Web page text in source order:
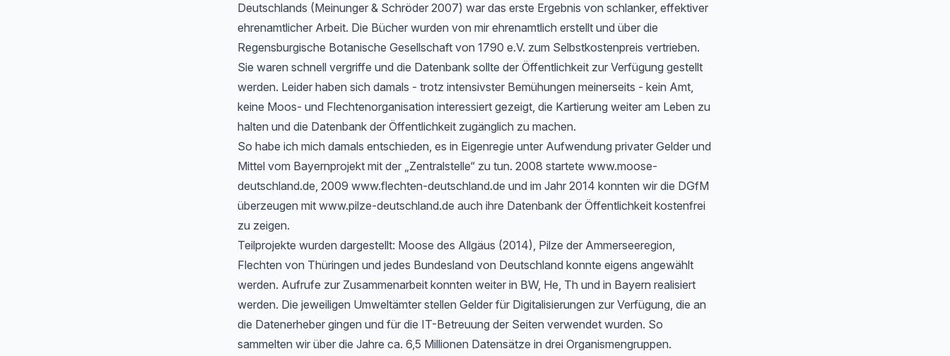
Deutschlands (Meinunger & Schröder 2007) war das erste Ergebnis von schlanker, effektiver
ehrenamtlicher Arbeit. Die Bücher wurden von mir ehrenamtlich erstellt und über die
Regensburgische Botanische Gesellschaft von 1790 e.V. zum Selbstkostenpreis vertrieben.
Sie waren schnell vergriffe und die Datenbank sollte der Öffentlichkeit zur Verfügung gestellt
werden. Leider haben sich damals - trotz intensivster Bemühungen meinerseits - kein Amt,
keine Moos- und Flechtenorganisation interessiert gezeigt, die Kartierung weiter am Leben zu
halten und die Datenbank der Öffentlichkeit zugänglich zu machen.
So habe ich mich damals entschieden, es in Eigenregie unter Aufwendung privater Gelder und
Mittel vom Bayernprojekt mit der „Zentralstelle“ zu tun. 2008 startete www.moose-
deutschland.de, 2009 www.flechten-deutschland.de und im Jahr 2014 konnten wir die DGfM
überzeugen mit www.pilze-deutschland.de auch ihre Datenbank der Öffentlichkeit kostenfrei
zu zeigen.
Teilprojekte wurden dargestellt: Moose des Allgäus (2014), Pilze der Ammerseeregion,
Flechten von Thüringen und jedes Bundesland von Deutschland konnte eigens angewählt
werden. Aufrufe zur Zusammenarbeit konnten weiter in BW, He, Th und in Bayern realisiert
werden. Die jeweiligen Umweltämter stellen Gelder für Digitalisierungen zur Verfügung, die an
die Datenerheber gingen und für die IT-Betreuung der Seiten verwendet wurden. So
sammelten wir über die Jahre ca. 6,5 Millionen Datensätze in drei Organismengruppen.